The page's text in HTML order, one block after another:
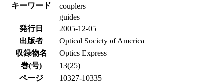
キーワード
couplers
guides
発行日
2005-12-05
出版者
Optical Society of America
収録物名
Optics Express
巻(号)
13(25)
ページ
10327-10335